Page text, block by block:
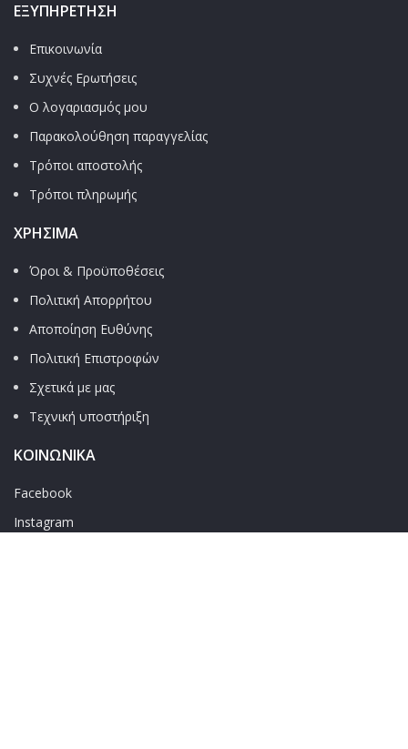
ΕΞΥΠΗΡΈΤΗΣΗ
Επικοινωνία
Συχνές Ερωτήσεις
Ο λογαριασμός μου
Παρακολούθηση παραγγελίας
Τρόποι αποστολής
Τρόποι πληρωμής
ΧΡΉΣΙΜΑ
Όροι & Προϋποθέσεις
Πολιτική Απορρήτου
Αποποίηση Ευθύνης
Πολιτική Επιστροφών
Σχετικά με μας
Τεχνική υποστήριξη
ΚΟΙΝΩΝΙΚΑ
Facebook
Instagram